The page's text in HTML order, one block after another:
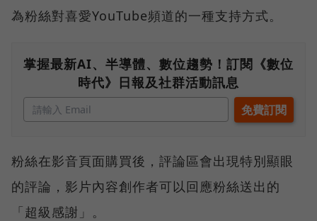
為粉絲對喜愛YouTube頻道的一種支持方式。
掌握最新AI、半導體、數位趨勢！訂閱《數位
時代》日報及社群活動訊息
粉絲在影音頁面購買後，評論區會出現特別顯眼
的評論，影片內容創作者可以回應粉絲送出的
「超級感謝」。